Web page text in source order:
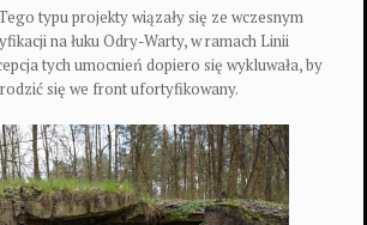
typu projekty wiązały się ze wczesnym
na łuku Odry-Warty, w ramach Linii
tych umocnień dopiero się wykluwała, by
się we front ufortyfikowany.